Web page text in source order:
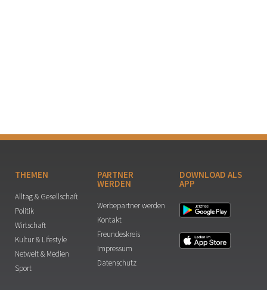
THEMEN
Alltag & Gesellschaft
Politik
Wirtschaft
Kultur & Lifestyle
Netwelt & Medien
Sport
PARTNER
WERDEN
Werbepartner werden
Kontakt
Freundeskreis
Impressum
Datenschutz
DOWNLOAD ALS
APP